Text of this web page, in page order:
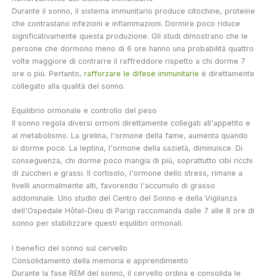
Durante il sonno, il sistema immunitario produce citochine, proteine
che contrastano infezioni e infiammazioni. Dormire poco riduce
significativamente questa produzione. Gli studi dimostrano che le
persone che dormono meno di 6 ore hanno una probabilità quattro
volte maggiore di contrarre il raffreddore rispetto a chi dorme 7
ore o più. Pertanto, rafforzare le difese immunitarie è direttamente
collegato alla qualità del sonno.
Equilibrio ormonale e controllo del peso
Il sonno regola diversi ormoni direttamente collegati all'appetito e
al metabolismo. La grelina, l'ormone della fame, aumenta quando
si dorme poco. La leptina, l'ormone della sazietà, diminuisce. Di
conseguenza, chi dorme poco mangia di più, soprattutto cibi ricchi
di zuccheri e grassi. Il cortisolo, l'ormone dello stress, rimane a
livelli anormalmente alti, favorendo l'accumulo di grasso
addominale. Uno studio del Centro del Sonno e della Vigilanza
dell'Ospedale Hôtel-Dieu di Parigi raccomanda dalle 7 alle 8 ore di
sonno per stabilizzare questi equilibri ormonali.
I benefici del sonno sul cervello
Consolidamento della memoria e apprendimento
Durante la fase REM del sonno, il cervello ordina e consolida le